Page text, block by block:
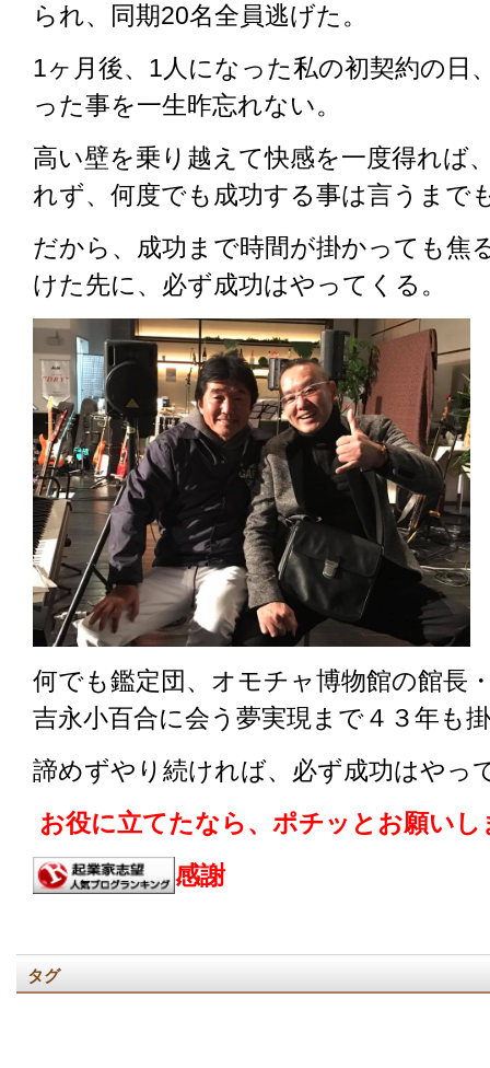
られ、同期20名全員逃げた。
1ヶ月後、1人になった私の初契約の日
った事を一生昨忘れない。
高い壁を乗り越えて快感を一度得れば
れず、何度でも成功する事は言うまで
だから、成功まで時間が掛かっても焦
けた先に、必ず成功はやってくる。
何でも鑑定団、オモチャ博物館の館長
吉永小百合に会う夢実現まで４３年も
諦めずやり続ければ、必ず成功はやっ
お役に立てたなら、ポチッとお願いし
感謝
タグ